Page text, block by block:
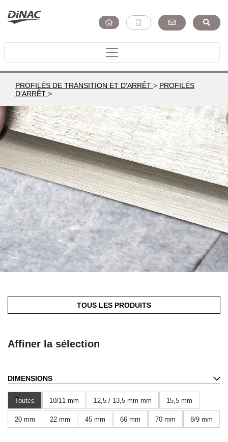
PROFILÉS DE TRANSITION ET D'ARRÊT > PROFILÉS
D'ARRÊT >
TOUS LES PRODUITS
Affiner la sélection
DIMENSIONS
Toutes 10/11 mm 12,5 / 13,5 mm mm 15,5 mm
20 mm 22 mm 45 mm 66 mm 70 mm 8/9 mm